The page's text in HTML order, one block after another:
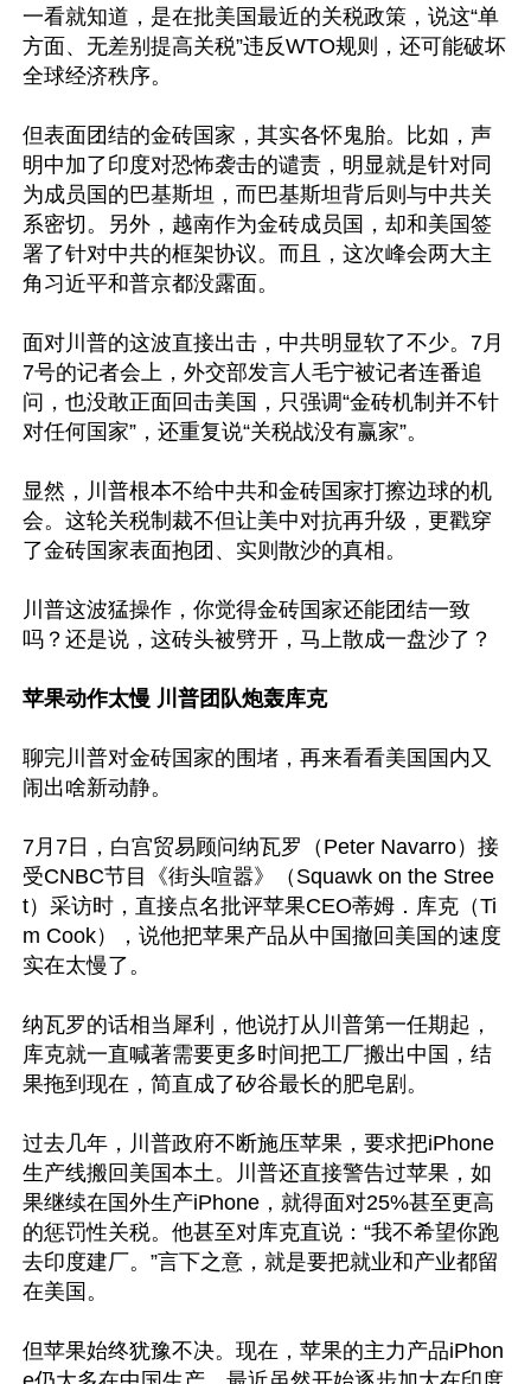
一看就知道，是在批美国最近的关税政策，说这“单
方面、无差别提高关税”违反WTO规则，还可能破坏
全球经济秩序。
但表面团结的金砖国家，其实各怀鬼胎。比如，声
明中加了印度对恐怖袭击的谴责，明显就是针对同
为成员国的巴基斯坦，而巴基斯坦背后则与中共关
系密切。另外，越南作为金砖成员国，却和美国签
署了针对中共的框架协议。而且，这次峰会两大主
角习近平和普京都没露面。
面对川普的这波直接出击，中共明显软了不少。7月
7号的记者会上，外交部发言人毛宁被记者连番追
问，也没敢正面回击美国，只强调“金砖机制并不针
对任何国家”，还重复说“关税战没有赢家”。
显然，川普根本不给中共和金砖国家打擦边球的机
会。这轮关税制裁不但让美中对抗再升级，更戳穿
了金砖国家表面抱团、实则散沙的真相。
川普这波猛操作，你觉得金砖国家还能团结一致
吗？还是说，这砖头被劈开，马上散成一盘沙了？
苹果动作太慢 川普团队炮轰库克
聊完川普对金砖国家的围堵，再来看看美国国内又
闹出啥新动静。
7月7日，白宫贸易顾问纳瓦罗（Peter Navarro）接
受CNBC节目《街头喧嚣》（Squawk on the Stree
t）采访时，直接点名批评苹果CEO蒂姆．库克（Ti
m Cook），说他把苹果产品从中国撤回美国的速度
实在太慢了。
纳瓦罗的话相当犀利，他说打从川普第一任期起，
库克就一直喊著需要更多时间把工厂搬出中国，结
果拖到现在，简直成了矽谷最长的肥皂剧。
过去几年，川普政府不断施压苹果，要求把iPhone
生产线搬回美国本土。川普还直接警告过苹果，如
果继续在国外生产iPhone，就得面对25%甚至更高
的惩罚性关税。他甚至对库克直说：“我不希望你跑
去印度建厂。”言下之意，就是要把就业和产业都留
在美国。
但苹果始终犹豫不决。现在，苹果的主力产品iPhon